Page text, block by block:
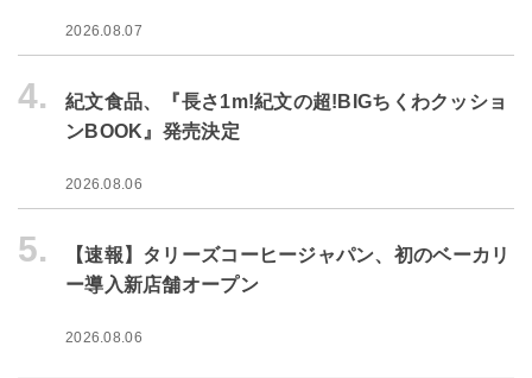
2026.08.07
4.
紀文食品、『長さ1m!紀文の超!BIGちくわクッショ
ンBOOK』発売決定
2026.08.06
5.
【速報】タリーズコーヒージャパン、初のベーカリ
ー導入新店舗オープン
2026.08.06